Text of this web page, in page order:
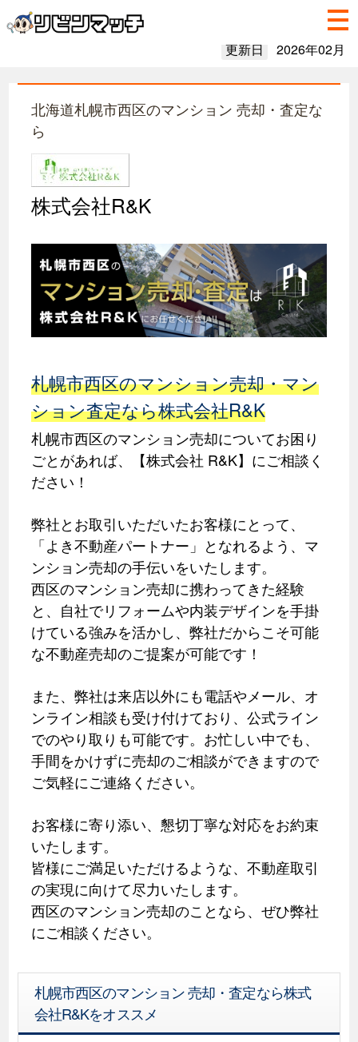
更新日 2026年02月
北海道札幌市西区のマンション 売却・査定な
ら
株式会社R&K
札幌市西区のマンション売却・マン
ション査定なら株式会社R&K
札幌市西区のマンション売却についてお困り
ごとがあれば、【株式会社 R&K】にご相談く
ださい！
弊社とお取引いただいたお客様にとって、
「よき不動産パートナー」となれるよう、マ
ンション売却の手伝いをいたします。
西区のマンション売却に携わってきた経験
と、自社でリフォームや内装デザインを手掛
けている強みを活かし、弊社だからこそ可能
な不動産売却のご提案が可能です！
また、弊社は来店以外にも電話やメール、オ
ンライン相談も受け付けており、公式ライン
でのやり取りも可能です。お忙しい中でも、
手間をかけずに売却のご相談ができますので
ご気軽にご連絡ください。
お客様に寄り添い、懇切丁寧な対応をお約束
いたします。
皆様にご満足いただけるような、不動産取引
の実現に向けて尽力いたします。
西区のマンション売却のことなら、ぜひ弊社
にご相談ください。
札幌市西区のマンション 売却・査定なら株式
会社R&Kをオススメ